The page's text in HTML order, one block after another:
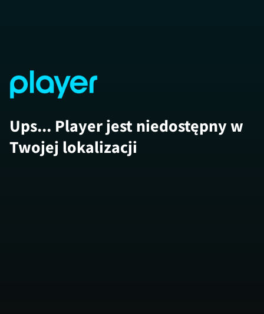
Ups... Player jest niedostępny w
Twojej lokalizacji